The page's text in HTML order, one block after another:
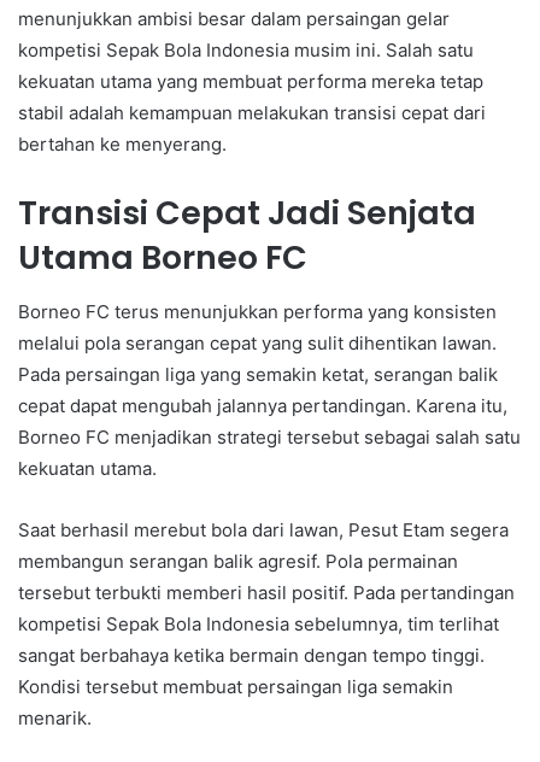
menunjukkan ambisi besar dalam persaingan gelar
kompetisi Sepak Bola Indonesia musim ini. Salah satu
kekuatan utama yang membuat performa mereka tetap
stabil adalah kemampuan melakukan transisi cepat dari
bertahan ke menyerang.
Transisi Cepat Jadi Senjata
Utama Borneo FC
Borneo FC terus menunjukkan performa yang konsisten
melalui pola serangan cepat yang sulit dihentikan lawan.
Pada persaingan liga yang semakin ketat, serangan balik
cepat dapat mengubah jalannya pertandingan. Karena itu,
Borneo FC menjadikan strategi tersebut sebagai salah satu
kekuatan utama.
Saat berhasil merebut bola dari lawan, Pesut Etam segera
membangun serangan balik agresif. Pola permainan
tersebut terbukti memberi hasil positif. Pada pertandingan
kompetisi Sepak Bola Indonesia sebelumnya, tim terlihat
sangat berbahaya ketika bermain dengan tempo tinggi.
Kondisi tersebut membuat persaingan liga semakin
menarik.